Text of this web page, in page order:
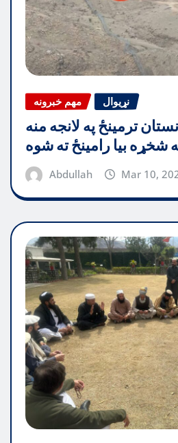
مهم خبرونه نړیوال
ترمینځ په لانجه منه
شخړه بیا رامینځ ته شوه
Abdullah Mar 10,